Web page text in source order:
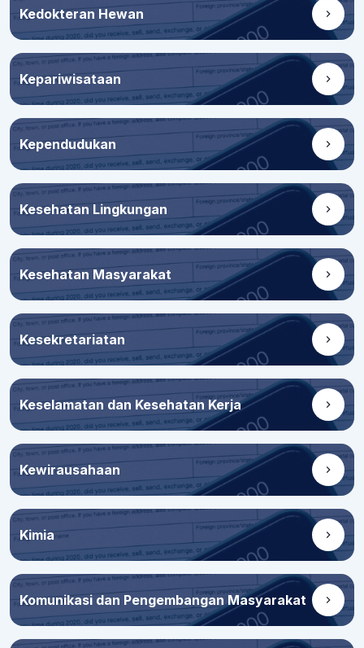
Kedokteran Hewan
Kepariwisataan
Kependudukan
Kesehatan Lingkungan
Kesehatan Masyarakat
Kesekretariatan
Keselamatan dan Kesehatan Kerja
Kewirausahaan
Kimia
Komunikasi dan Pengembangan Masyarakat